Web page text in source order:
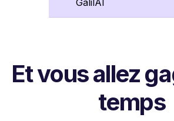
Et vous allez
temps